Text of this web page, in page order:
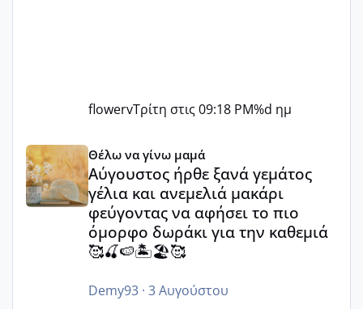
flowervΤρίτη στις 09:18 PM%d ημ
Αύγουστος ήρθε ξανά γεμάτος γέλια και ανεμελιά
Θέλω να γίνω μαμά
Αύγουστος ήρθε ξανά γεμάτος
γέλια και ανεμελιά μακάρι
φεύγοντας να αφήσει το πιο
όμορφο δωράκι για την καθεμιά
🥰🍒🍉🏝️🏖️🥰
Demy93· 3 Αυγούστου